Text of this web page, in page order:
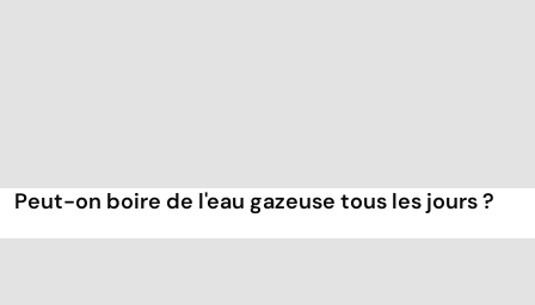
Peut-on boire de l'eau gazeuse tous les jours ?